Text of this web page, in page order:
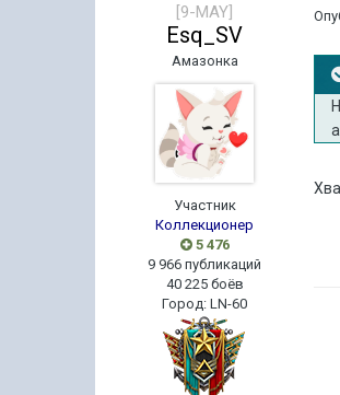
[9-MAY]
Esq_SV
Амазонка
Участник
Коллекционер
5 476
9 966 публикаций
40 225 боёв
Город:LN-60